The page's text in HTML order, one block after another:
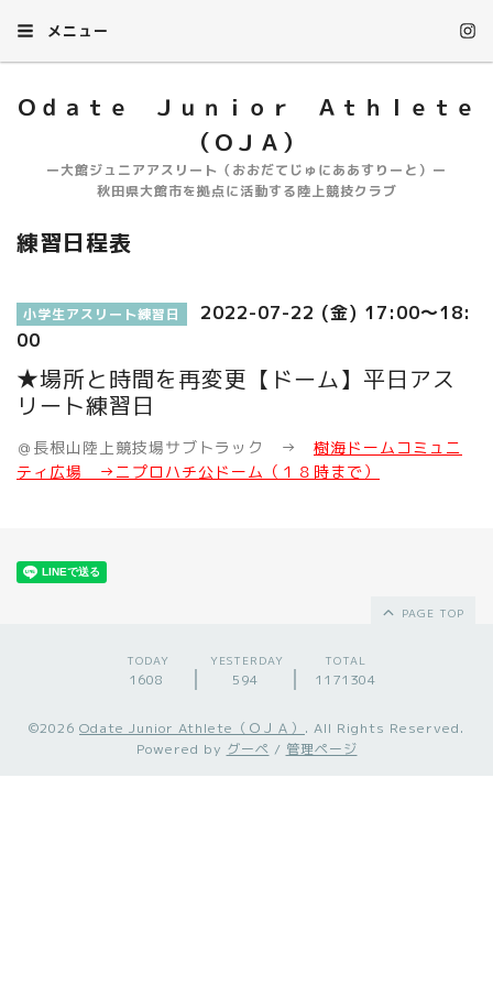
メニュー
Ｏｄａｔｅ Ｊｕｎｉｏｒ Ａｔｈｌｅｔｅ
（ＯＪＡ）
ー大館ジュニアアスリート（おおだてじゅにああすりーと）ー
秋田県大館市を拠点に活動する陸上競技クラブ
練習日程表
小学生アスリート練習日
2022-07-22 (金) 17:00～18:
00
★場所と時間を再変更【ドーム】平日アス
リート練習日
＠長根山陸上競技場サブトラック → 樹海ドームコミュニ
ティ広場 →ニプロハチ公ドーム（１８時まで）
PAGE TOP
TODAY
1608
YESTERDAY
594
TOTAL
1171304
©2026 Odate Junior Athlete（ＯＪＡ） . All Rights Reserved.
Powered by グーペ / 管理ページ